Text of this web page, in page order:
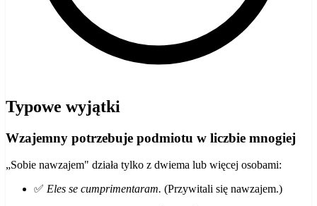
Typowe wyjątki
Wzajemny potrzebuje podmiotu w liczbie mnogiej
„Sobie nawzajem" działa tylko z dwiema lub więcej osobami:
✅ Eles se cumprimentaram. (Przywitali się nawzajem.)